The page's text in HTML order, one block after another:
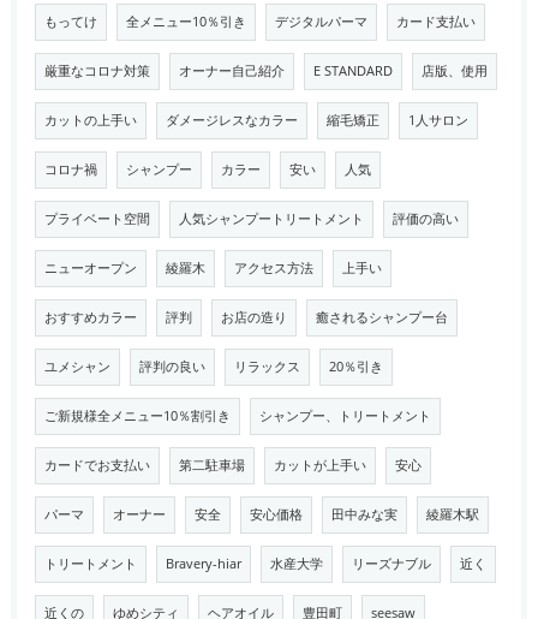
もってけ 全メニュー10％引き デジタルパーマ カード支払い
厳重なコロナ対策 オーナー自己紹介 E STANDARD 店版、使用
カットの上手い ダメージレスなカラー 縮毛矯正 1人サロン
コロナ禍 シャンプー カラー 安い 人気
プライベート空間 人気シャンプートリートメント 評価の高い
ニューオープン 綾羅木 アクセス方法 上手い
おすすめカラー 評判 お店の造り 癒されるシャンプー台
ユメシャン 評判の良い リラックス 20％引き
ご新規様全メニュー10％割引き シャンプー、トリートメント
カードでお支払い 第二駐車場 カットが上手い 安心
パーマ オーナー 安全 安心価格 田中みな実 綾羅木駅
トリートメント Bravery-hiar 水産大学 リーズナブル 近く
近くの ゆめシティ ヘアオイル 豊田町 seesaw